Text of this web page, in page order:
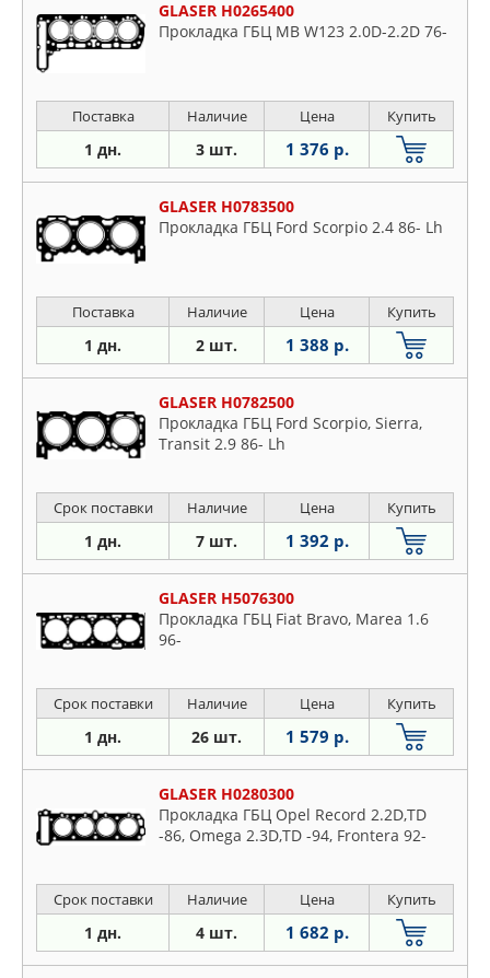
GLASER H0265400
Прокладка ГБЦ MB W123 2.0D-2.2D 76-
Поставка Наличие Цена Купить
1 дн. 3 шт. 1 376 р.
GLASER H0783500
Прокладка ГБЦ Ford Scorpio 2.4 86- Lh
Поставка Наличие Цена Купить
1 дн. 2 шт. 1 388 р.
GLASER H0782500
Прокладка ГБЦ Ford Scorpio, Sierra,
Transit 2.9 86- Lh
Срок поставки Наличие Цена Купить
1 дн. 7 шт. 1 392 р.
GLASER H5076300
Прокладка ГБЦ Fiat Bravo, Marea 1.6
96-
Срок поставки Наличие Цена Купить
1 дн. 26 шт. 1 579 р.
GLASER H0280300
Прокладка ГБЦ Opel Record 2.2D,TD
-86, Omega 2.3D,TD -94, Frontera 92-
Срок поставки Наличие Цена Купить
1 дн. 4 шт. 1 682 р.